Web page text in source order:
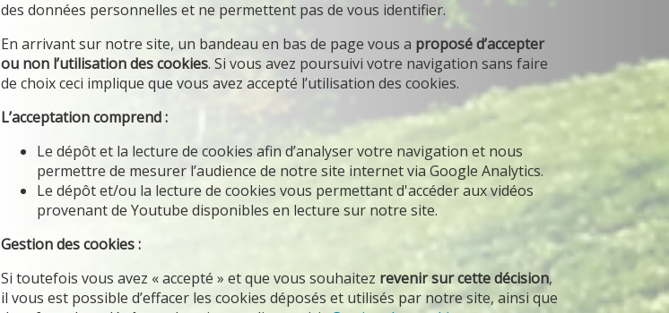
des données personnelles et ne permettent pas de vous identifier.
En arrivant sur notre site, un bandeau en bas de page vous a proposé d’accepter
ou non l’utilisation des cookies. Si vous avez poursuivi votre navigation sans faire
de choix ceci implique que vous avez accepté l’utilisation des cookies.
L’acceptation comprend :
Le dépôt et la lecture de cookies afin d’analyser votre navigation et nous
permettre de mesurer l’audience de notre site internet via Google Analytics.
Le dépôt et/ou la lecture de cookies vous permettant d'accéder aux vidéos
provenant de Youtube disponibles en lecture sur notre site.
Gestion des cookies :
Si toutefois vous avez « accepté » et que vous souhaitez revenir sur cette décision,
il vous est possible d’effacer les cookies déposés et utilisés par notre site, ainsi que